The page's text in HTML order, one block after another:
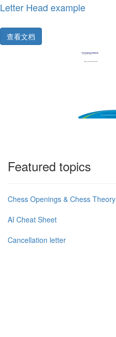
Letter Head example
查看文档
Featured topics
Chess Openings & Chess Theory
AI Cheat Sheet
Cancellation letter